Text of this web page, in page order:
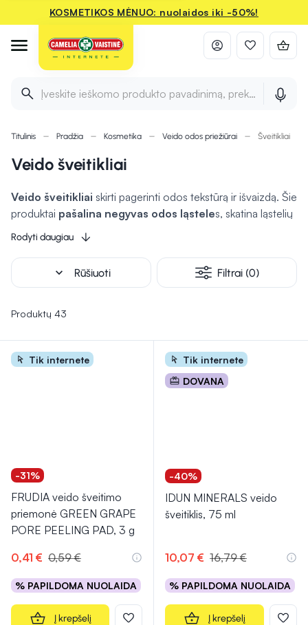
KOSMETIKOS MĖNUO: nuolaidos iki -50%!
Įveskite ieškomo produkto pavadinimą, prekės ženklą ir
Titulinis Pradžia Kosmetika Veido odos priežiūrai Šveitikliai
Veido šveitikliai
Veido šveitikliai skirti pagerinti odos tekstūrą ir išvaizdą. Šie
produktai pašalina negyvas odos ląsteles, skatina ląstelių
atsinaujinimą ir gali padėti užkirsti kelią porų užsikimšimui, tad
oda tampa lygesnė ir skaistesnė. Veido šveitikliai gali būti
įvairių formų, įskaitant mechaninius (su šveičiamosiomis
granulėmis) ir cheminius (su rūgštimis, pavyzdžiui, alfa
odos tipą ir poreikius, nes per dažnas šveitimas gali sukelti
Rodyti daugiau
expand_more Rūšiuoti Filtrai (0)
Produktų 43
Tik internete
-31%
FRUDIA veido šveitimo
priemonė GREEN GRAPE
PORE PEELING PAD, 3 g
0,41 € 0,59 €
% PAPILDOMA NUOLAIDA
Į krepšelį
Tik internete
DOVANA
-40%
IDUN MINERALS veido
šveitiklis, 75 ml
10,07 € 16,79 €
% PAPILDOMA NUOLAIDA
Į krepšelį